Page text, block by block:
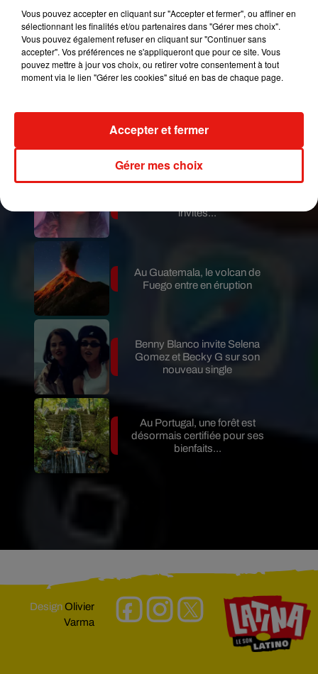
Guatemala : l'éruption du volcan
de Fuego est terminée
Le fourmilier géant fait son retour
en Argentine, et en pleine...
invités...
Au Guatemala, le volcan de
Fuego entre en éruption
Benny Blanco invite Selena
Gomez et Becky G sur son
nouveau single
Au Portugal, une forêt est
désormais certifiée pour ses
bienfaits...
DesignOlivier
Varma
Vous pouvez accepter en cliquant sur "Accepter et fermer", ou affiner en
sélectionnant les finalités et/ou partenaires dans "Gérer mes choix".
Vous pouvez également refuser en cliquant sur "Continuer sans
accepter". Vos préférences ne s'appliqueront que pour ce site. Vous
pouvez mettre à jour vos choix, ou retirer votre consentement à tout
moment via le lien "Gérer les cookies" situé en bas de chaque page.
Gérer mes choix
Accepter et fermer